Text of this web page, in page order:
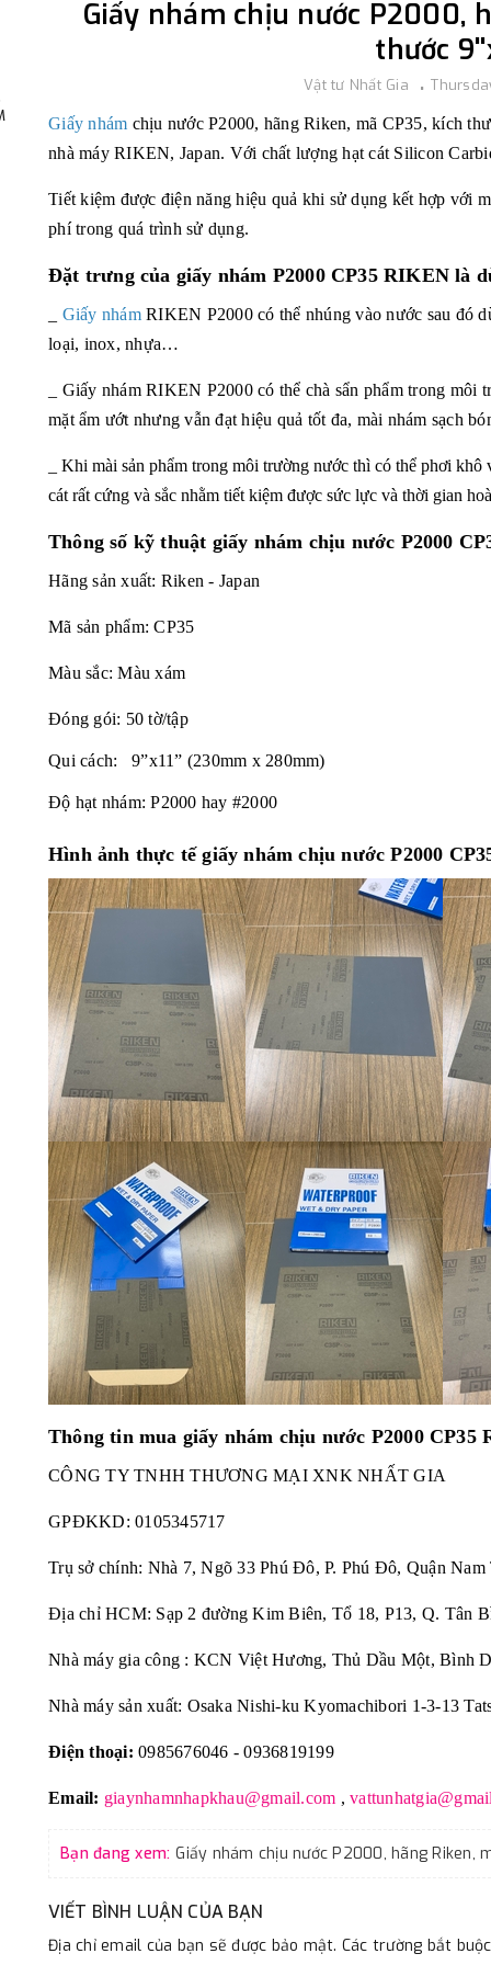
Giấy nhám chịu nước P2000,
thước
Vật tư Nhất Gia
Giấy nhám chịu nước P2000, hãng Riken, mã CP35, kích
nhà máy RIKEN, Japan. Với chất lượng hạt cát Silicon
Tiết kiệm được điện năng hiệu quả khi sử dụng kết hợp với
phí trong quá trình sử dụng.
Đặt trưng của giấy nhám P2000 CP35 RIKEN là
Giấy nhámRIKEN P2000 có thể nhúng vào nước sau đó
loại, inox, nhựa…
_ Giấy nhám RIKEN P2000 có thể chà sẩn phẩm trong môi
mặt ẩm ướt nhưng vẫn đạt hiệu quả tốt đa, mài nhám sạch
_ Khi mài sản phẩm trong môi trường nước thì có thể phơi
cát rất cứng và sắc nhằm tiết kiệm được sức lực và thời gian
Thông số kỹ thuật giấy nhám chịu nước P2000
Hãng sản xuất: Riken - Japan
Mã sản phẩm: CP35
Màu sắc: Màu xám
Đóng gói: 50 tờ/tập
Qui cách: 9”x11” (230mm x 280mm)
Độ hạt nhám: P2000 hay #2000
Hình ảnh thực tế giấy nhám chịu nước P2000
Thông tin mua giấy nhám chịu nước P2000 CP35
CÔNG TY TNHH THƯƠNG MẠI XNK NHẤT GIA
GPĐKKD: 0105345717
Trụ sở chính: Nhà 7, Ngõ 33 Phú Đô, P. Phú Đô, Quận
Địa chỉ HCM: Sạp 2 đường Kim Biên, Tổ 18, P13, Q. Tân
Nhà máy gia công : KCN Việt Hương, Thủ Dầu Một, Bình
Nhà máy sản xuất: Osaka Nishi-ku Kyomachibori 1-3-13
Điện thoại: 0985676046 - 0936819199
Email: giaynhamnhapkhau@gmail.com ,
Bạn đang xem:
VIẾT BÌNH LUẬN CỦA BẠN
Địa chỉ email của bạn sẽ được bảo mật. Các trường bắt